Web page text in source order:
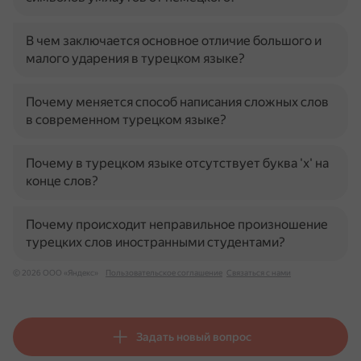
В чем заключается основное отличие большого и
малого ударения в турецком языке?
Почему меняется способ написания сложных слов
в современном турецком языке?
Почему в турецком языке отсутствует буква 'х' на
конце слов?
Почему происходит неправильное произношение
турецких слов иностранными студентами?
© 2026 ООО «Яндекс» Пользовательское соглашение Связаться с нами
Задать новый вопрос